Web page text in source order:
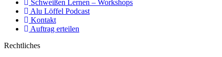
Schweißen Lernen – Workshops
Alu Löffel Podcast
Kontakt
Auftrag erteilen
Rechtliches